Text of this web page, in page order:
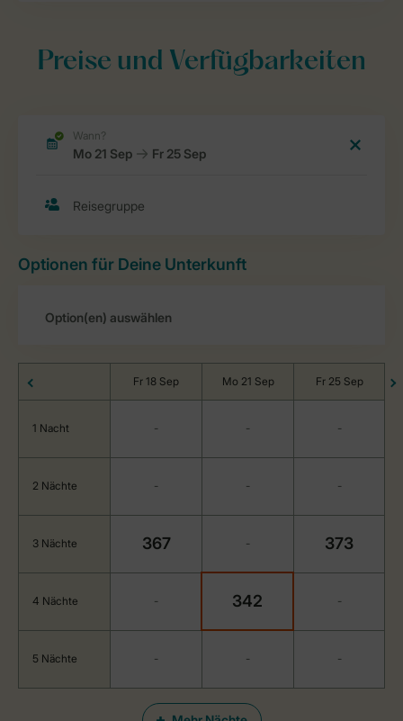
Preise und Verfügbarkeiten
Optionen für Deine Unterkunft
Fr 18 Sep Mo 21 Sep Fr 25 Sep
1 Nacht - - -
2 Nächte - - -
3 Nächte 367 - 373
4 Nächte - 342 -
5 Nächte - - -